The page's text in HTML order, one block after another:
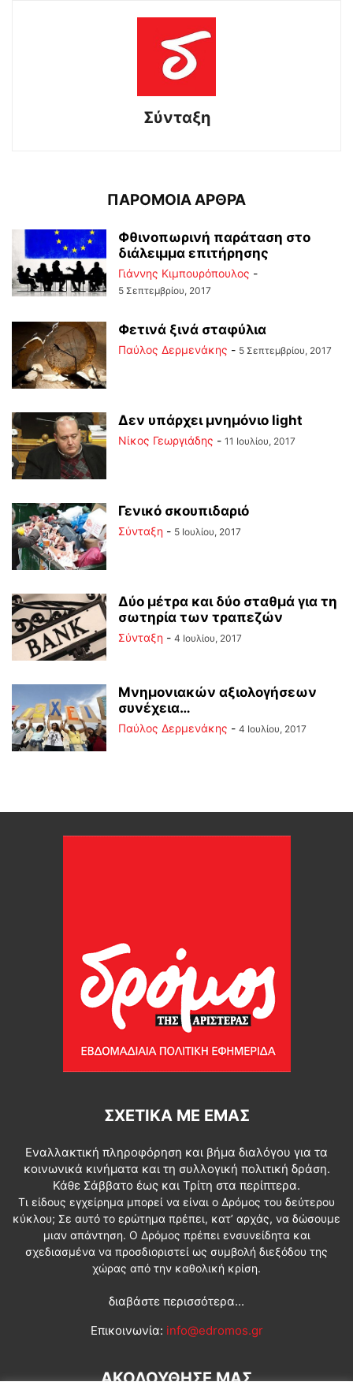
Σύνταξη
ΠΑΡΟΜΟΙΑ ΑΡΘΡΑ
Φθινοπωρινή παράταση στο
διάλειμμα επιτήρησης
Γιάννης Κιμπουρόπουλος -
5 Σεπτεμβρίου, 2017
Φετινά ξινά σταφύλια
Παύλος Δερμενάκης - 5 Σεπτεμβρίου, 2017
Δεν υπάρχει μνημόνιο light
Νίκος Γεωργιάδης - 11 Ιουλίου, 2017
Γενικό σκουπιδαριό
Σύνταξη - 5 Ιουλίου, 2017
Δύο μέτρα και δύο σταθμά για τη
σωτηρία των τραπεζών
Σύνταξη - 4 Ιουλίου, 2017
Μνημονιακών αξιολογήσεων
συνέχεια…
Παύλος Δερμενάκης - 4 Ιουλίου, 2017
ΣΧΕΤΙΚΆ ΜΕ ΕΜΆΣ
Εναλλακτική πληροφόρηση και βήμα διαλόγου για τα
κοινωνικά κινήματα και τη συλλογική πολιτική δράση.
Κάθε Σάββατο έως και Τρίτη στα περίπτερα.
Τι είδους εγχείρημα μπορεί να είναι ο Δρόμος του δεύτερου
κύκλου; Σε αυτό το ερώτημα πρέπει, κατ’ αρχάς, να δώσουμε
μιαν απάντηση. Ο Δρόμος πρέπει ενσυνείδητα και
σχεδιασμένα να προσδιοριστεί ως συμβολή διεξόδου της
χώρας από την καθολική κρίση.
διαβάστε περισσότερα...
Επικοινωνία: info@edromos.gr
ΑΚΟΛΟΥΘΗΣΕ ΜΑΣ